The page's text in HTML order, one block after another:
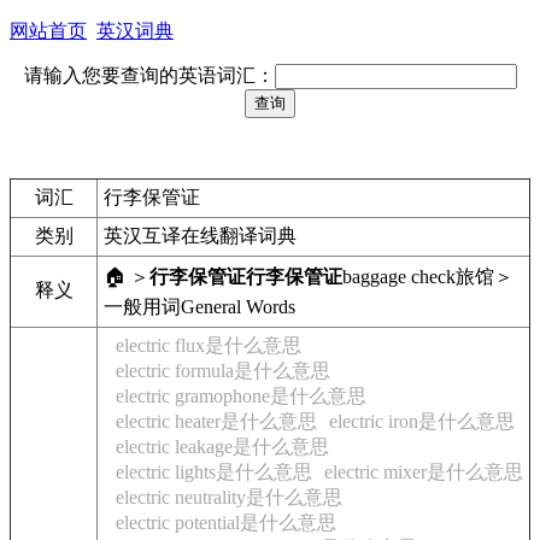
网站首页 英汉词典
请输入您要查询的英语词汇：
词汇
行李保管证
类别
英汉互译在线翻译词典
释义
🏠 ＞ 行李保管证行李保管证baggage check旅馆＞
一般用词General Words
electric flux是什么意思
electric formula是什么意思
electric gramophone是什么意思
electric heater是什么意思
electric iron是什么意思
electric leakage是什么意思
electric lights是什么意思
electric mixer是什么意思
electric neutrality是什么意思
electric potential是什么意思